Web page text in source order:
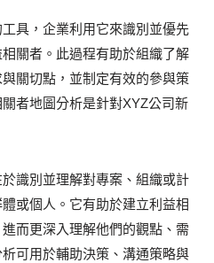
具，企業利用它來識別並優先
關者。此過程有助於組織了解
關切點，並制定有效的參與策
者地圖分析是針對XYZ公司新
識別並理解對專案、組織或計
或個人。它有助於建立利益相
而更深入理解他們的觀點、需
可用於輔助決策、溝通策略與